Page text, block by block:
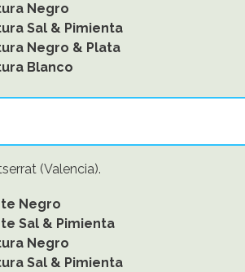
Negro
Sal & Pimienta
Negro & Plata
Blanco
(Valencia).
Negro
Sal & Pimienta
Negro
Sal & Pimienta